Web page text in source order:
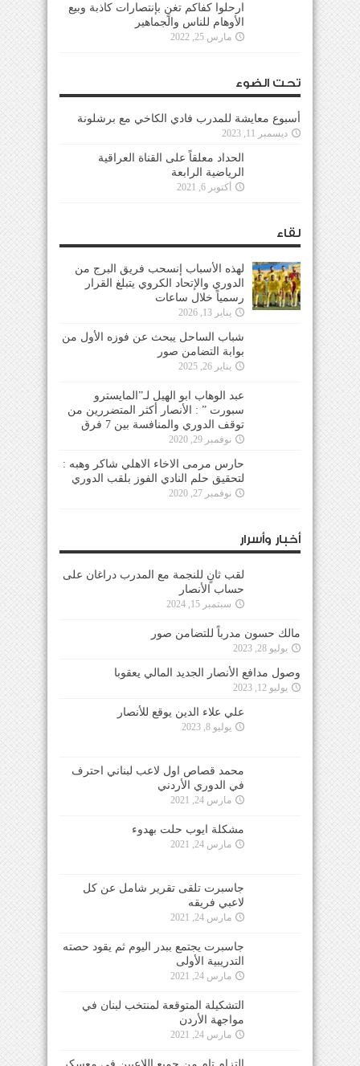
ارحلوا كفاكم تغنٍ بإنتصارات كاذبة وبيع
الأوهام للناس والجماهير
مارس 25, 2022
تحت الضوء
أسبوع معايشة للمدرب فادي الكاخي مع برشلونة
ديسمبر 11, 2023
الحداد معلقاً على القناة العراقية
الرياضية الرابعة
أكتوبر 6, 2021
لقاء
لهذه الأسباب إنسحب فريق البرج من
الدوري والإتحاد الكروي يتبلغ القرار
رسمياً خلال ساعات
يناير 13, 2026
شباب الساحل يبحث عن فوزه الأول من
بوابة التضامن صور
يناير 26, 2025
عبد الوهاب ابو الهيل لـ”المايسترو
سبورت ” : الأنصار أكثر المتضررين من
توقف الدوري والمنافسة بين 7 فرق
نوفمبر 29, 2020
حارس مرمى الاخاء الاهلي شاكر وهبه :
لتحقيق حلم النادي الفوز بلقب الدوري
نوفمبر 27, 2020
أخبار وأسرار
لقب ثانٍ للنجمة مع المدرب دراغان على
حساب الأنصار
سبتمبر 15, 2024
مالك حسون مدرباً للتضامن صور
يوليو 28, 2023
وصول مدافع الأنصار الجديد المالي يعقوبا
يوليو 12, 2023
علي علاء الدين يوقع للأنصار
يوليو 8, 2023
محمد قصاص اول لاعب لبناني احترف
في الدوري الأردني
مارس 24, 2021
مشكلة ايوب حلت بهدوء
مارس 24, 2021
جاسبرت تلقى تقرير شامل عن كل
لاعبي فريقه
مارس 24, 2021
جاسبرت يجتمع ببدر اليوم ثم يقود حصته
التدريبية الأولى
مارس 24, 2021
التشكيلة المتوقعة لمنتخب لبنان في
مواجهة الأردن
مارس 24, 2021